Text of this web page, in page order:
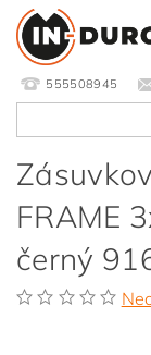
555508945
FRAME
černý